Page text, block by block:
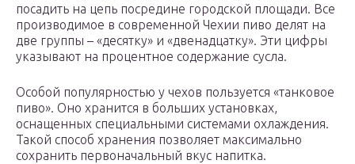
посадить на цепь посредине городской площади. Все
производимое в современной Чехии пиво делят на
две группы – «десятку» и «двенадцатку». Эти цифры
указывают на процентное содержание сусла.
Особой популярностью у чехов пользуется «танковое
пиво». Оно хранится в больших установках,
оснащенных специальными системами охлаждения.
Такой способ хранения позволяет максимально
сохранить первоначальный вкус напитка.